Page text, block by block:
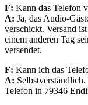
F: Kann das Telefon
A: Ja, das Audio-
verschickt. Versand
einem anderen Tag
versendet.
F: Kann ich das
A: Selbstverständlich.
Telefon in 79346